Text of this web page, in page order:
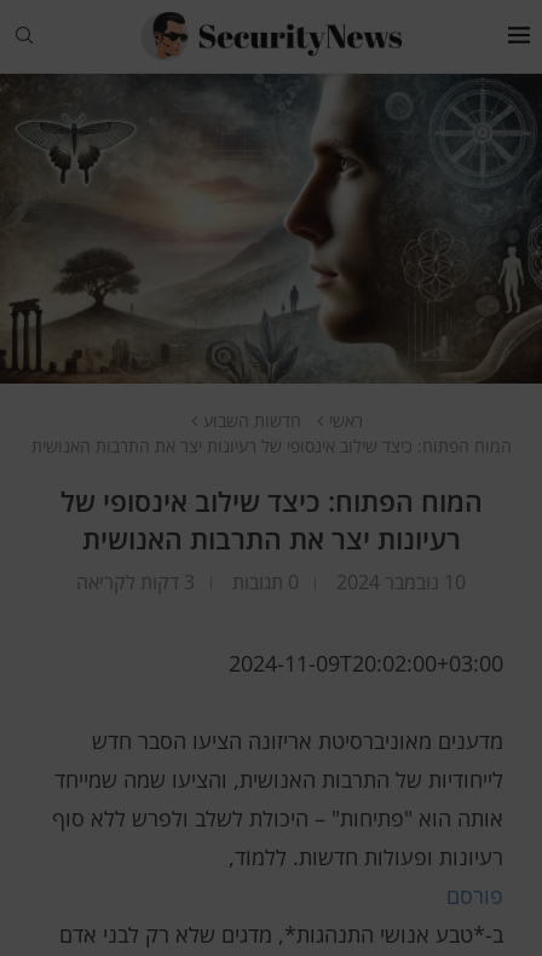
ראשי
חדשות השבוע
המוח הפתוח: כיצד שילוב אינסופי של רעיונות יצר את התרבות האנושית
המוח הפתוח: כיצד שילוב אינסופי של
רעיונות יצר את התרבות האנושית
10 נובמבר 2024 0 תגובות 3 דקות לקריאה
2024-11-09T20:02:00+03:00
מדענים מאוניברסיטת אריזונה הציעו הסבר חדש
לייחודיות של התרבות האנושית, והציעו שמה שמייחד
אותה הוא "פתיחות" – היכולת לשלב ולפרש ללא סוף
רעיונות ופעולות חדשות. לִלמוֹד,
פורסם
ב-*טבע אנושי התנהגות*, מדגים שלא רק לבני אדם